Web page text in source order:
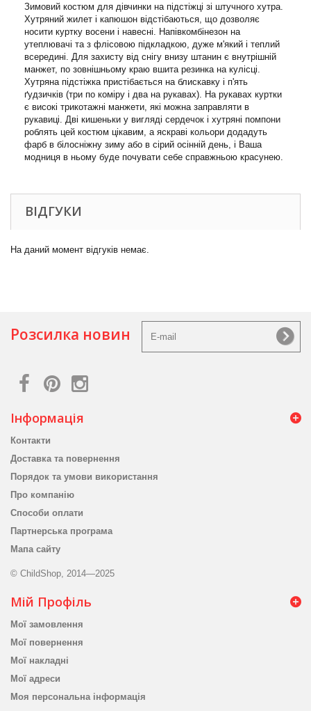
Зимовий костюм для дівчинки на підстіжці зі штучного хутра.
Хутряний жилет і капюшон відстібаються, що дозволяє
носити куртку восени і навесні. Напівкомбінезон на
утеплювачі та з флісовою підкладкою, дуже м'який і теплий
всередині. Для захисту від снігу внизу штанин є внутрішній
манжет, по зовнішньому краю вшита резинка на кулісці.
Хутряна підстіжка пристібається на блискавку і п'ять
ґудзичків (три по коміру і два на рукавах). На рукавах куртки
є високі трикотажні манжети, які можна заправляти в
рукавиці. Дві кишеньки у вигляді сердечок і хутряні помпони
роблять цей костюм цікавим, а яскраві кольори додадуть
фарб в білосніжну зиму або в сірий осінній день, і Ваша
модниця в ньому буде почувати себе справжньою красунею.
ВІДГУКИ
На даний момент відгуків немає.
Розсилка новин
Інформація
Контакти
Доставка та повернення
Порядок та умови використання
Про компанію
Способи оплати
Партнерська програма
Мапа сайту
© ChildShop, 2014—2025
Мій Профіль
Мої замовлення
Мої повернення
Мої накладні
Мої адреси
Моя персональна інформація